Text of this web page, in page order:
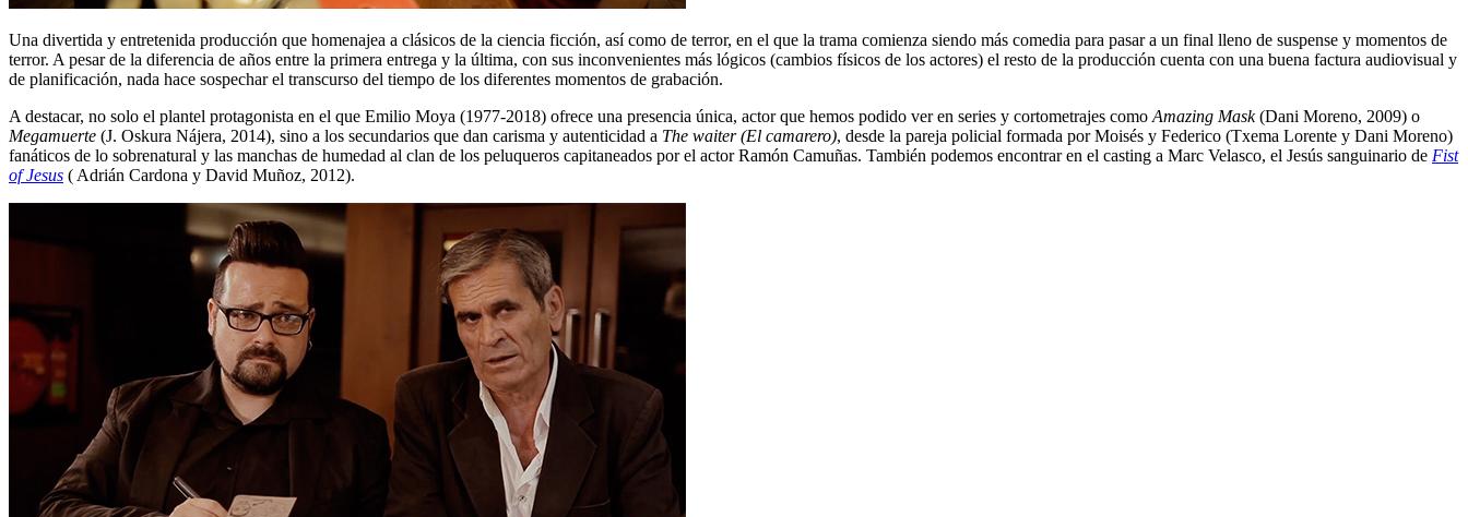
Una divertida y entretenida producción que homenajea a clásicos de la ciencia ficción, así como de terror, en el que la trama comienza siendo más comedia para pasar a un final lleno de suspense y momentos de
terror. A pesar de la diferencia de años entre la primera entrega y la última, con sus inconvenientes más lógicos (cambios físicos de los actores) el resto de la producción cuenta con una buena factura audiovisual y
de planificación, nada hace sospechar el transcurso del tiempo de los diferentes momentos de grabación.
A destacar, no solo el plantel protagonista en el que Emilio Moya (1977-2018) ofrece una presencia única, actor que hemos podido ver en series y cortometrajes como Amazing Mask(Dani Moreno, 2009) o
Megamuerte (J. Oskura Nájera, 2014), sino a los secundarios que dan carisma y autenticidad a The waiter (El camarero), desde la pareja policial formada por Moisés y Federico (Txema Lorente y Dani Moreno)
fanáticos de lo sobrenatural y las manchas de humedad al clan de los peluqueros capitaneados por el actor Ramón Camuñas. También podemos encontrar en el casting a Marc Velasco, el Jesús sanguinario de Fist
of Jesus ( Adrián Cardona y David Muñoz, 2012).